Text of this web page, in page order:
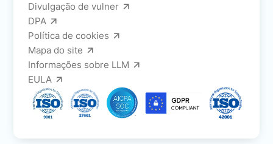
Divulgação de vulner
DPA
Política de cookies
Mapa do site
Informações sobre LLM
EULA